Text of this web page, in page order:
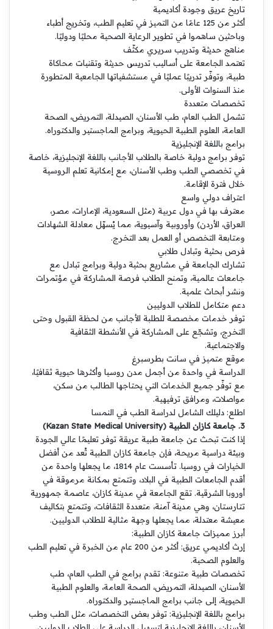
تاريخ عريق وجودة أكاديمية
أكثر من 125 عامًا من التميز في تعليم الطب، وتخريج أطباء
وباحثين ساهموا في تطوير الرعاية الصحية محليًا ودوليًا.
مناهج حديثة وتدريب سريري مكثّف
تعتمد الجامعة على أساليب تدريس حديثة وتقنيات محاكاة
طبية، وتوفّر تدريبًا عمليًا في مستشفياتها الجامعية المتطورة
منذ السنوات الأولى.
تخصصات متعددة
تشمل الطب العام، طب الأسنان، الصيدلة، التمريض، الصحة
العامة، العلوم الطبية الحيوية، وبرامج الماجستير والدكتوراه.
برامج باللغة الإنجليزية
توفر برامج دولية خاصة بالطلاب الأجانب باللغة الإنجليزية، خاصة
في تخصصي الطب وطب الأسنان، مع إمكانية تعلم الروسية
خلال فترة الإقامة.
اعتراف دولي واسع
معترف بها في دول عربية (مثل السعودية، الإمارات، مصر،
العراق، الأردن) وأوروبية وآسيوية، مما يُسهّل معادلة الشهادات
ومتابعة التخصص أو العمل بعد التخرج.
فرص بحثية وتبادل طلابي
تشارك الجامعة في مشاريع بحثية دولية وبرامج تبادل مع
جامعات عالمية، وتمنح الطلاب فرصة المشاركة في مؤتمرات
ونشر أبحاث علمية.
دعم متكامل للطلاب الدوليين
توفر خدمات مخصصة للطلبة الأجانب من لحظة القبول وحتى
التخرج، وتشجّع على المشاركة في الأنشطة الثقافية
والاجتماعية.
موقع متميز في سانت بطرسبرغ
الدراسة في واحدة من أجمل مدن روسيا وأكثرها حيوية ثقافيًا،
مع توفّر جميع الخدمات التي يحتاجها الطالب من سكن،
مواصلات، ومرافق ترفيهية.
اطلع: دليلك الشامل لدراسة الطب في النمسا
3. جامعة كازان الطبية (Kazan State Medical University)
إذا كنت تبحث عن جامعة طبية عريقة توفر تعليمًا عالي الجودة
وبيئة دراسية مريحة، فإن جامعة كازان الطبية تُعد من أفضل
الخيارات في روسيا. تأسست عام 1814، ما يجعلها واحدة من
أقدم الجامعات الطبية في البلاد، وتتمتع بمكانة مرموقة في
أوروبا الشرقية. تقع الجامعة في مدينة كازان، عاصمة جمهورية
تتارستان، وهي مدينة آمنة، متعددة الثقافات، وتتمتع بتكاليف
معيشة معتدلة، مما يجعلها وجهة مثالية للطلاب الدوليين.
أبرز مميزات جامعة كازان الطبية:
إرث أكاديمي عريق: أكثر من 200 عام من الخبرة في تعليم الطب
والعلوم الصحية.
تخصصات طبية متنوعة: تقدم برامج في الطب العام، طب
الأسنان، الصيدلة، التمريض، الصحة العامة، والعلوم الطبية
الحيوية، إلى جانب برامج الماجستير والدكتوراه.
برامج باللغة الإنجليزية: توفر بعض التخصصات، مثل الطب وطب